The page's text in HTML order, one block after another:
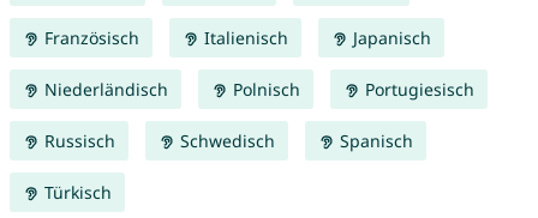
Französisch Italienisch Japanisch
Niederländisch Polnisch Portugiesisch
Russisch Schwedisch Spanisch
Türkisch